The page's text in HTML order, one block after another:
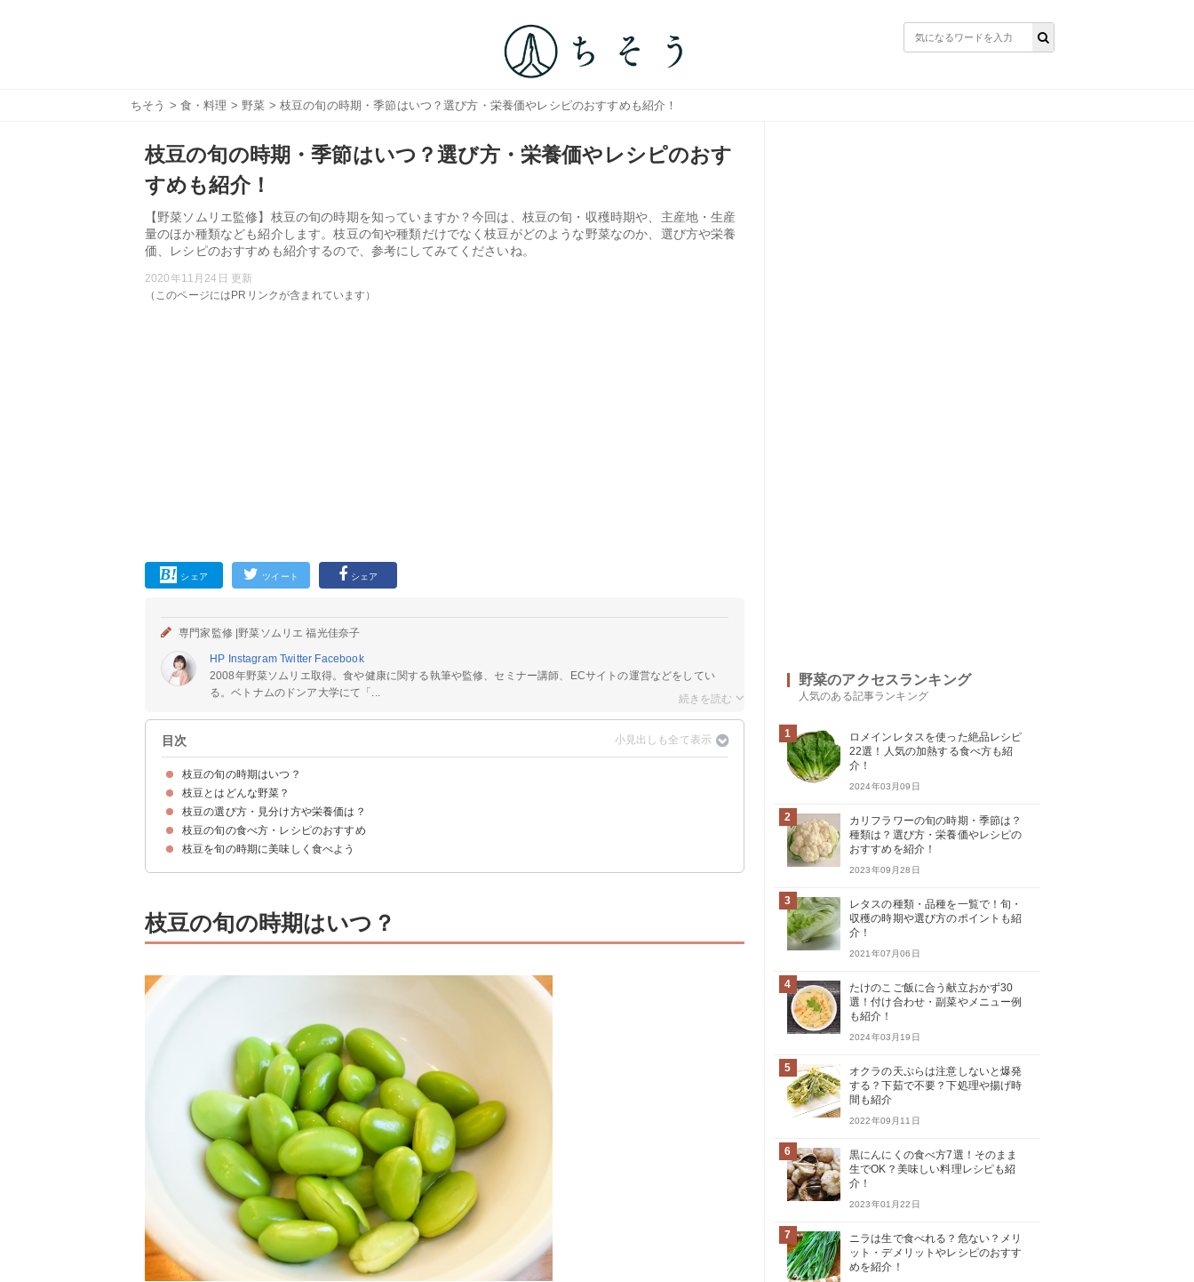
ちそう > 食・料理 > 野菜 > 枝豆の旬の時期・季節はいつ？選び方・栄養価やレシピのおすすめも紹介！
枝豆の旬の時期・季節はいつ？選び方・栄養価やレシピのおす
すめも紹介！
【野菜ソムリエ監修】枝豆の旬の時期を知っていますか？今回は、枝豆の旬・収穫時期や、主産地・生産
量のほか種類なども紹介します。枝豆の旬や種類だけでなく枝豆がどのような野菜なのか、選び方や栄養
価、レシピのおすすめも紹介するので、参考にしてみてくださいね。
2020年11月24日 更新
（このページにはPRリンクが含まれています）
シェア ツイート シェア
専門家監修 | 野菜ソムリエ 福光佳奈子
HP Instagram Twitter Facebook
2008年野菜ソムリエ取得。食や健康に関する執筆や監修、セミナー講師、ECサイトの運営などをしてい
る。ベトナムのドンア大学にて「...
目次
枝豆の旬の時期はいつ？
枝豆の旬の収穫時期・季節は初夏から秋（7月～8月）
枝豆の主産地・生産量
枝豆とはどんな野菜？
枝豆は未熟の大豆
枝豆の種類
枝豆の選び方・見分け方や栄養価は？
枝豆の選び方・見分け方のポイント
枝豆の栄養素・効能
枝豆の旬の食べ方・レシピのおすすめ
①ガーリックバター炒め
②枝豆入りひじき
③枝豆のポタージュ
④豆ごはん
⑤ずんだ白玉もち
⑥ずんだ風プリン
枝豆を旬の時期に美味しく食べよう
枝豆の旬の時期はいつ？
野菜のアクセスランキング
人気のある記事ランキング
1
ロメインレタスを使った絶品レシピ
22選！人気の加熱する食べ方も紹
介！
2024年03月09日
2
カリフラワーの旬の時期・季節は？
種類は？選び方・栄養価やレシピの
おすすめを紹介！
2023年09月28日
3
レタスの種類・品種を一覧で！旬・
収穫の時期や選び方のポイントも紹
介！
2021年07月06日
4
たけのこご飯に合う献立おかず30
選！付け合わせ・副菜やメニュー例
も紹介！
2024年03月19日
5
オクラの天ぷらは注意しないと爆発
する？下茹で不要？下処理や揚げ時
間も紹介
2022年09月11日
6
黒にんにくの食べ方7選！そのまま
生でOK？美味しい料理レシピも紹
介！
2023年01月22日
7
ニラは生で食べれる？危ない？メリ
ット・デメリットやレシピのおすす
めを紹介！